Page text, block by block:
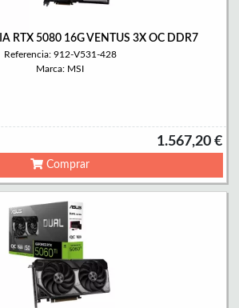
RTX 5080 16G VENTUS 3X OC DDR7
Referencia: 912-V531-428
Marca: MSI
1.567,20 €
Comprar